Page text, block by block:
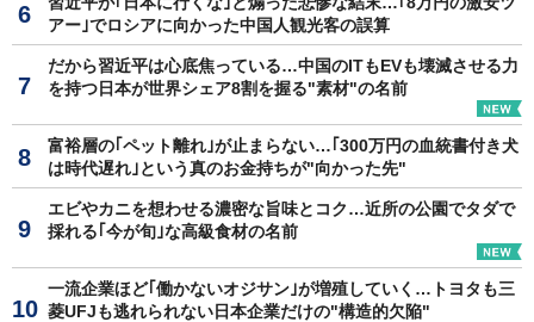
アー｣でロシアに向かった中国人観光客の誤算
だから習近平は心底焦っている…中国のITもEVも壊滅させる力
を持つ日本が世界シェア8割を握る"素材"の名前
富裕層の｢ペット離れ｣が止まらない…｢300万円の血統書付き犬
は時代遅れ｣という真のお金持ちが"向かった先"
エビやカニを想わせる濃密な旨味とコク…近所の公園でタダで
採れる｢今が旬｣な高級食材の名前
一流企業ほど｢働かないオジサン｣が増殖していく…トヨタも三
菱UFJも逃れられない日本企業だけの"構造的欠陥"